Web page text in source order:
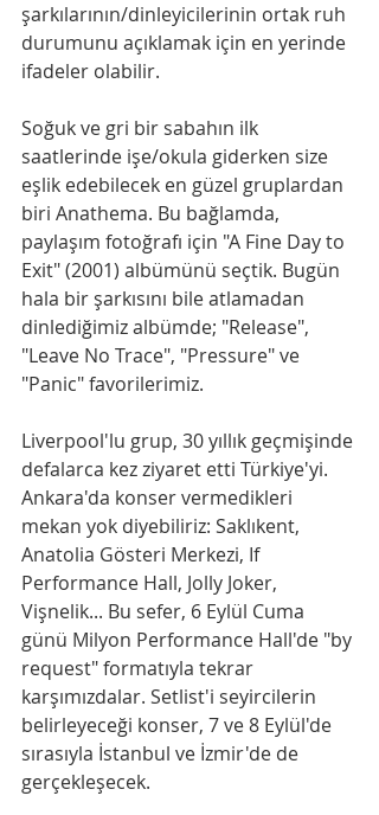
şarkılarının/dinleyicilerinin ortak ruh
durumunu açıklamak için en yerinde
ifadeler olabilir.
Soğuk ve gri bir sabahın ilk
saatlerinde işe/okula giderken size
eşlik edebilecek en güzel gruplardan
biri Anathema. Bu bağlamda,
paylaşım fotoğrafı için "A Fine Day to
Exit" (2001) albümünü seçtik. Bugün
hala bir şarkısını bile atlamadan
dinlediğimiz albümde; "Release",
"Leave No Trace", "Pressure" ve
"Panic" favorilerimiz.
Liverpool'lu grup, 30 yıllık geçmişinde
defalarca kez ziyaret etti Türkiye'yi.
Ankara'da konser vermedikleri
mekan yok diyebiliriz: Saklıkent,
Anatolia Gösteri Merkezi, If
Performance Hall, Jolly Joker,
Vişnelik... Bu sefer, 6 Eylül Cuma
günü Milyon Performance Hall'de "by
request" formatıyla tekrar
karşımızdalar. Setlist'i seyircilerin
belirleyeceği konser, 7 ve 8 Eylül'de
sırasıyla İstanbul ve İzmir'de de
gerçekleşecek.